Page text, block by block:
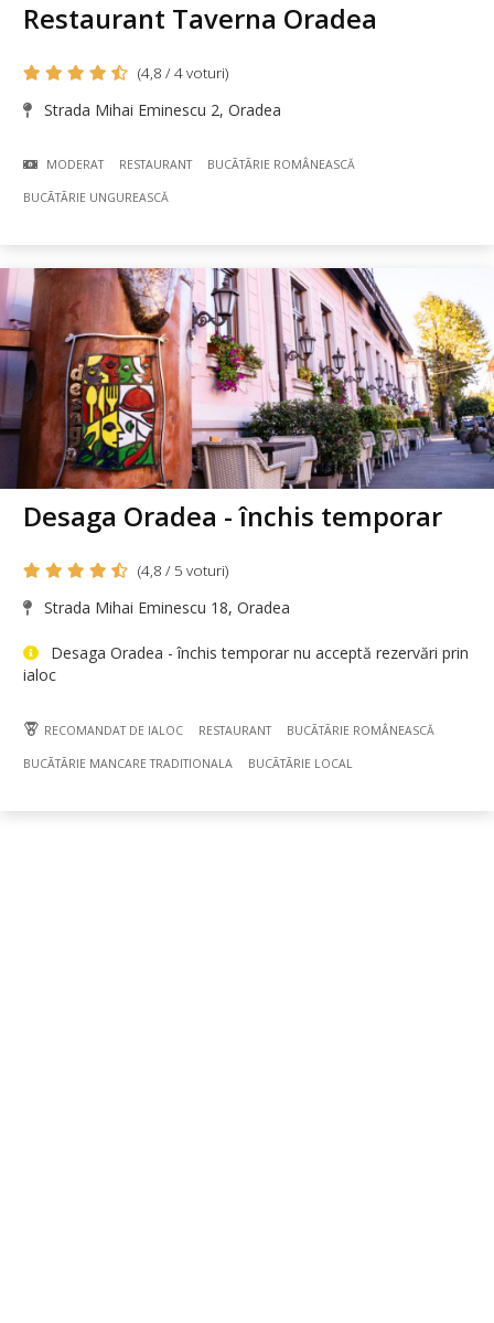
Restaurant Taverna Oradea
(4,8 / 4 voturi)
Strada Mihai Eminescu 2, Oradea
MODERAT RESTAURANT BUCÃTÃRIE ROMÂNEASCĂ
BUCÃTÃRIE UNGUREASCĂ
Desaga Oradea - închis temporar
(4,8 / 5 voturi)
Strada Mihai Eminescu 18, Oradea
Desaga Oradea - închis temporar nu acceptă rezervări prin
ialoc
RECOMANDAT DE IALOC RESTAURANT BUCÃTÃRIE ROMÂNEASCĂ
BUCÃTÃRIE MANCARE TRADITIONALA BUCÃTÃRIE LOCAL